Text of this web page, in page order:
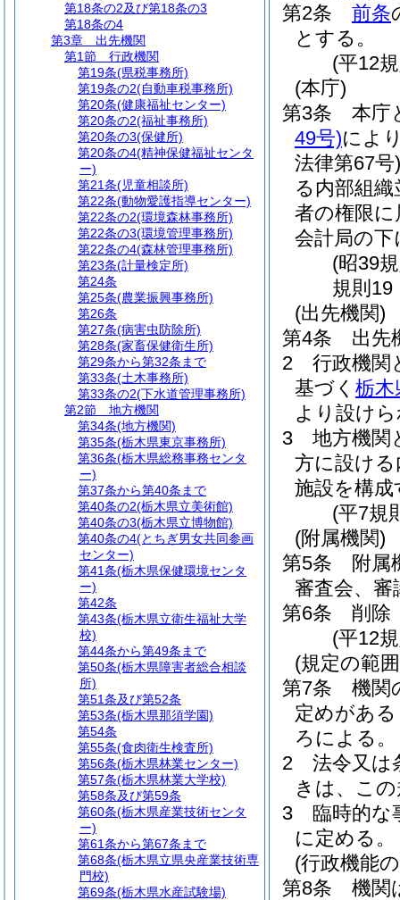
第2条
前条
とする。
(平12
(本庁)
第3条
本庁
49号)によ
法律第67号)
る内部組
者の権限
会計局の
(昭39
規則19
(出先機関)
第4条
出先
2
行政機関
基づく 栃木
より設け
3
地方機関
方に設け
施設を構
(平7規
(附属機関)
第5条
附属
審査会、
第6条
削除
(平12
(規定の範
第7条
機関
定めがあ
ろによる。
2
法令又は
きは、こ
3
臨時的な
に定める。
(行政機能
第8条
機関
第18条の2及び第18条の3
第18条の4
第3章
出先機関
第1節
行政機関
第19条(県税事務所)
第19条の2(自動車税事務所)
第20条(健康福祉センター)
第20条の2(福祉事務所)
第20条の3(保健所)
第20条の4(精神保健福祉センタ
ー)
第21条(児童相談所)
第22条(動物愛護指導センター)
第22条の2(環境森林事務所)
第22条の3(環境管理事務所)
第22条の4(森林管理事務所)
第23条(計量検定所)
第24条
第25条(農業振興事務所)
第26条
第27条(病害虫防除所)
第28条(家畜保健衛生所)
第29条から第32条まで
第33条(土木事務所)
第33条の2(下水道管理事務所)
第2節
地方機関
第34条(地方機関)
第35条(栃木県東京事務所)
第36条(栃木県総務事務センタ
ー)
第37条から第40条まで
第40条の2(栃木県立美術館)
第40条の3(栃木県立博物館)
第40条の4(とちぎ男女共同参画
センター)
第41条(栃木県保健環境センタ
ー)
第42条
第43条(栃木県立衛生福祉大学
校)
第44条から第49条まで
第50条(栃木県障害者総合相談
所)
第51条及び第52条
第53条(栃木県那須学園)
第54条
第55条(食肉衛生検査所)
第56条(栃木県林業センター)
第57条(栃木県林業大学校)
第58条及び第59条
第60条(栃木県産業技術センタ
ー)
第61条から第67条まで
第68条(栃木県立県央産業技術専
門校)
第69条(栃木県水産試験場)